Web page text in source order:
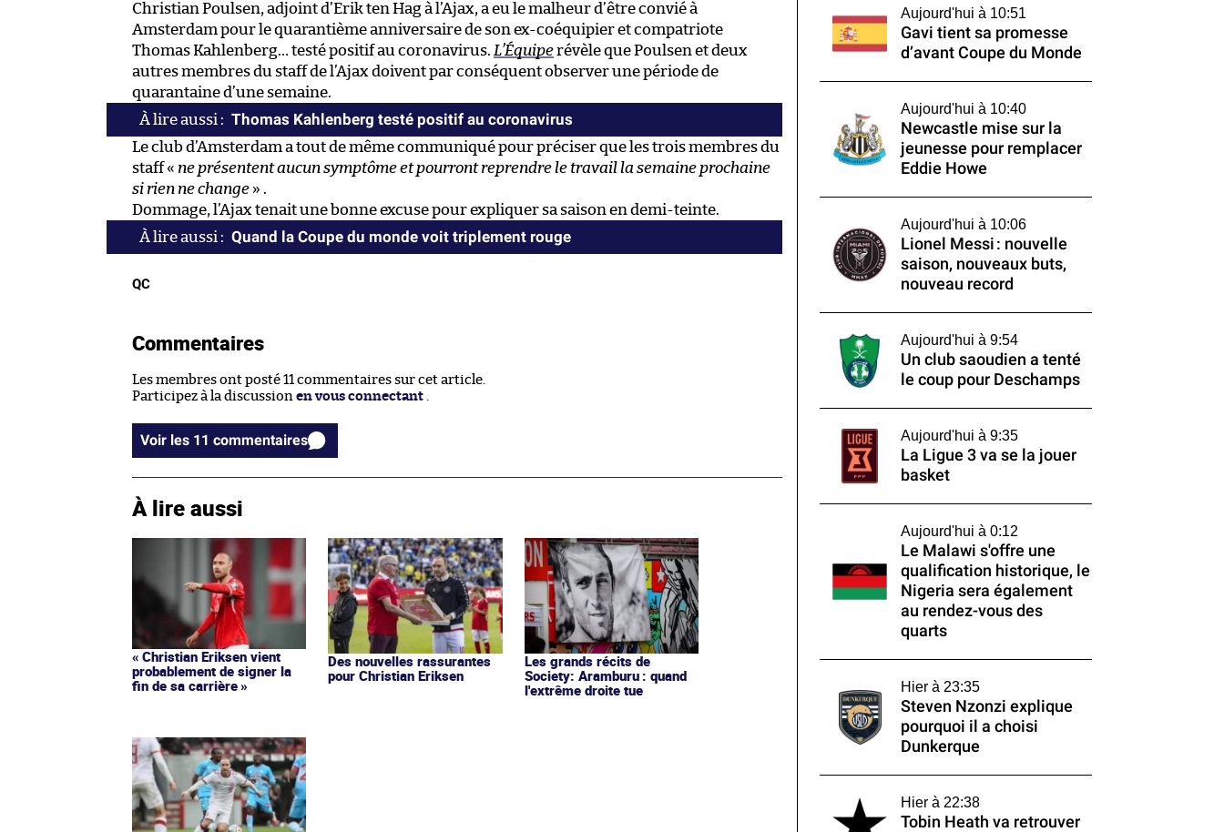
Christian Poulsen, adjoint d’Erik ten Hag à l’Ajax, a eu le malheur d’être convié à
Amsterdam pour le quarantième anniversaire de son ex-coéquipier et compatriote
Thomas Kahlenberg… testé positif au coronavirus. L’Équiperévèle que Poulsen et deux
autres membres du staff de l’Ajax doivent par conséquent observer une période de
quarantaine d’une semaine.
Thomas Kahlenberg testé positif au coronavirus
Le club d’Amsterdam a tout de même communiqué pour préciser que les trois membres du
staff « ne présentent aucun symptôme et pourront reprendre le travail la semaine prochaine
si rien ne change » .
Dommage, l’Ajax tenait une bonne excuse pour expliquer sa saison en demi-teinte.
Quand la Coupe du monde voit triplement rouge
QC
Commentaires
Les membres ont posté 11 commentaires sur cet article.
Participez à la discussion en vous connectant .
Voir les 11 commentaires
À lire aussi
« Christian Eriksen vient
probablement de signer la
fin de sa carrière »
Des nouvelles rassurantes
pour Christian Eriksen
Les grands récits de
Society: Aramburu : quand
l'extrême droite tue
Aujourd'hui à 10:51
Gavi tient sa promesse
d’avant Coupe du Monde
Aujourd'hui à 10:40
Newcastle mise sur la
jeunesse pour remplacer
Eddie Howe
Aujourd'hui à 10:06
Lionel Messi : nouvelle
saison, nouveaux buts,
nouveau record
Aujourd'hui à 9:54
Un club saoudien a tenté
le coup pour Deschamps
Aujourd'hui à 9:35
La Ligue 3 va se la jouer
basket
Aujourd'hui à 0:12
Le Malawi s'offre une
qualification historique, le
Nigeria sera également
au rendez-vous des
quarts
Hier à 23:35
Steven Nzonzi explique
pourquoi il a choisi
Dunkerque
Hier à 22:38
Tobin Heath va retrouver